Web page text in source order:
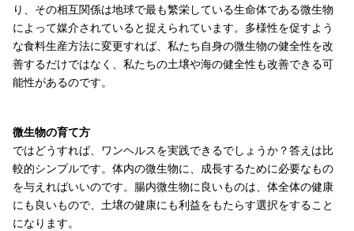
り、その相互関係は地球で最も繁栄している生命体である微生物
によって媒介されていると捉えられています。多様性を促すよう
な食料生産方法に変更すれば、私たち自身の微生物の健全性を改
善するだけではなく、私たちの土壌や海の健全性も改善できる可
能性があるのです。
微生物の育て方
ではどうすれば、ワンヘルスを実践できるでしょうか？答えは比
較的シンプルです。体内の微生物に、成長するために必要なもの
を与えればいいのです。腸内微生物に良いものは、体全体の健康
にも良いもので、土壌の健康にも利益をもたらす選択をすること
になります。